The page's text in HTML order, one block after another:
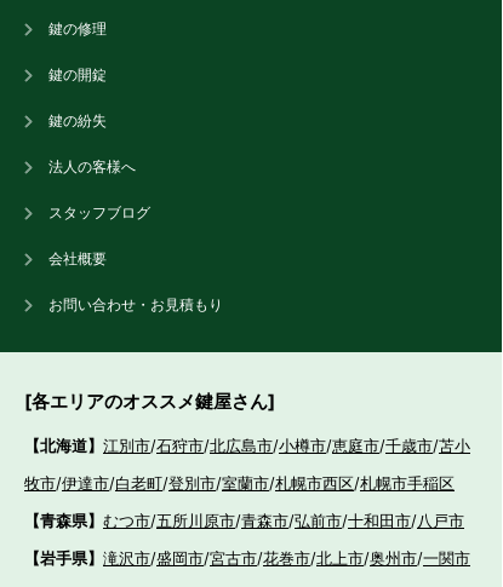
鍵の修理
鍵の開錠
鍵の紛失
法人の客様へ
スタッフブログ
会社概要
お問い合わせ・お見積もり
[各エリアのオススメ鍵屋さん]
【北海道】 江別市/石狩市/北広島市/小樽市/恵庭市/千歳市/苫小
牧市/伊達市/白老町/登別市/室蘭市/札幌市西区/札幌市手稲区
【青森県】 むつ市/五所川原市/青森市/弘前市/十和田市/八戸市
【岩手県】 滝沢市/盛岡市/宮古市/花巻市/北上市/奥州市/一関市